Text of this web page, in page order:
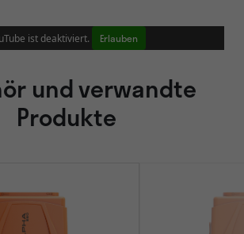
ist deaktiviert. Erlauben
und verwandte
Produkte